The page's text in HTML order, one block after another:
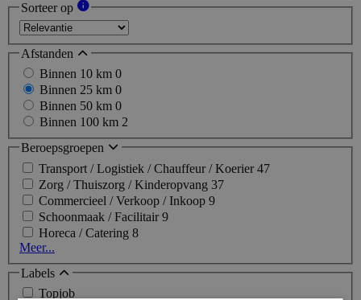
Sorteer op
Afstanden
Binnen 10 km 0
Binnen 25 km 0
Binnen 50 km 0
Binnen 100 km 2
Beroepsgroepen
Transport / Logistiek / Chauffeur / Koerier47
Zorg / Thuiszorg / Kinderopvang 37
Commercieel / Verkoop / Inkoop 9
Schoonmaak / Facilitair9
Horeca / Catering 8
Meer...
Labels
Topjob